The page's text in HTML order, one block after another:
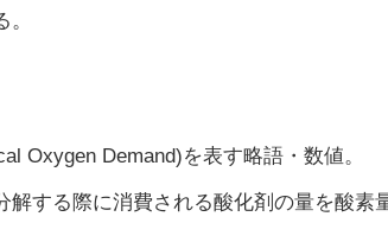
Oxygen Demand)を表す略語・数値。
する際に消費される酸化剤の量を酸素